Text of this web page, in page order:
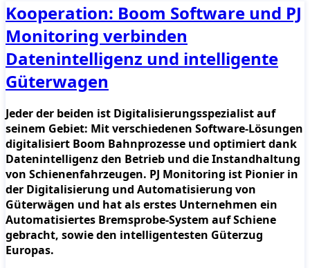
Kooperation: Boom Software und PJ
Monitoring verbinden
Datenintelligenz und intelligente
Güterwagen
Jeder der beiden ist Digitalisierungsspezialist auf
seinem Gebiet: Mit verschiedenen Software-Lösungen
digitalisiert Boom Bahnprozesse und optimiert dank
Datenintelligenz den Betrieb und die Instandhaltung
von Schienenfahrzeugen. PJ Monitoring ist Pionier in
der Digitalisierung und Automatisierung von
Güterwägen und hat als erstes Unternehmen ein
Automatisiertes Bremsprobe-System auf Schiene
gebracht, sowie den intelligentesten Güterzug
Europas.